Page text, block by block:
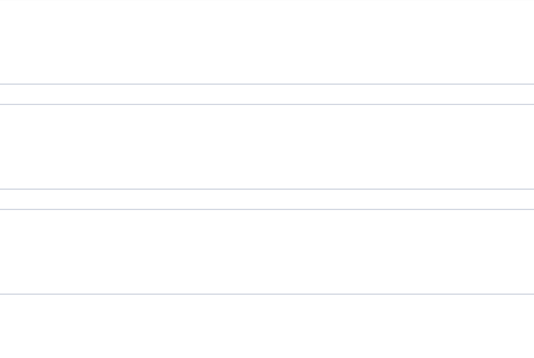
niacyna, witamina B6, kwas foliowy, witamina B12, biotyna,
przed działaniem promieni słonecznych. Po otwarciu